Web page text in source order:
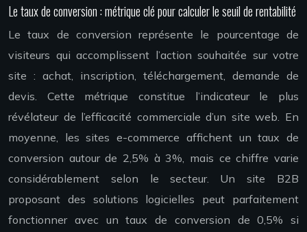
Le taux de conversion : métrique clé pour calculer le seuil de rentabilité
Le taux de conversion représente le pourcentage de
visiteurs qui accomplissent l’action souhaitée sur votre
site : achat, inscription, téléchargement, demande de
devis. Cette métrique constitue l’indicateur le plus
révélateur de l’efficacité commerciale d’un site web. En
moyenne, les sites e-commerce affichent un taux de
conversion autour de 2,5% à 3%, mais ce chiffre varie
considérablement selon le secteur. Un site B2B
proposant des solutions logicielles peut parfaitement
fonctionner avec un taux de conversion de 0,5% si